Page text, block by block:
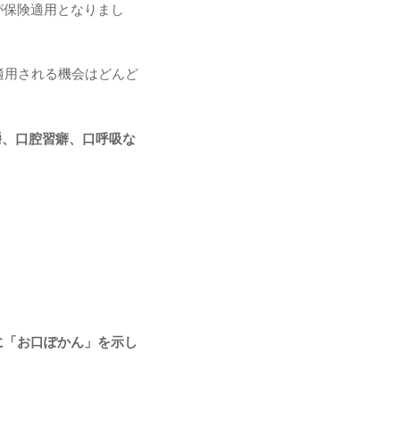
険適用となりまし
用される機会はどんど
口腔習癖、口呼吸な
お口ぽかん」を示し